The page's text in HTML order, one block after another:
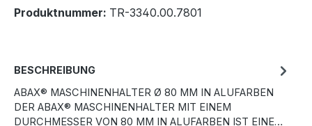
Produktnummer: TR-3340.00.7801
BESCHREIBUNG
ABAX® MASCHINENHALTER Ø 80 MM IN ALUFARBEN
DER ABAX® MASCHINENHALTER MIT EINEM
DURCHMESSER VON 80 MM IN ALUFARBEN IST EINE…